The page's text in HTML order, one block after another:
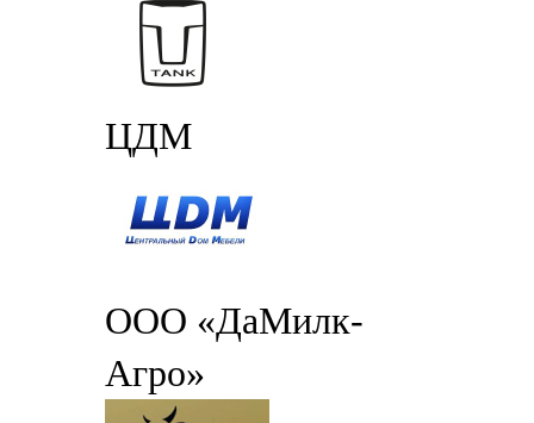
ЦДМ
ООО «ДаМилк-
Агро»